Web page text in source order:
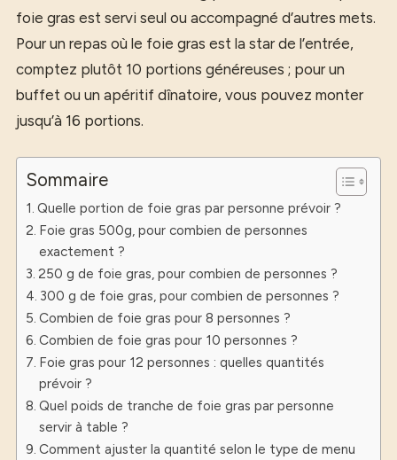
foie gras est servi seul ou accompagné d’autres mets.
Pour un repas où le foie gras est la star de l’entrée,
comptez plutôt 10 portions généreuses ; pour un
buffet ou un apéritif dînatoire, vous pouvez monter
jusqu’à 16 portions.
Sommaire
Quelle portion de foie gras par personne prévoir ?
Foie gras 500g, pour combien de personnes
exactement ?
250 g de foie gras, pour combien de personnes ?
300 g de foie gras, pour combien de personnes ?
Combien de foie gras pour 8 personnes ?
Combien de foie gras pour 10 personnes ?
Foie gras pour 12 personnes : quelles quantités
prévoir ?
Quel poids de tranche de foie gras par personne
servir à table ?
Comment ajuster la quantité selon le type de menu